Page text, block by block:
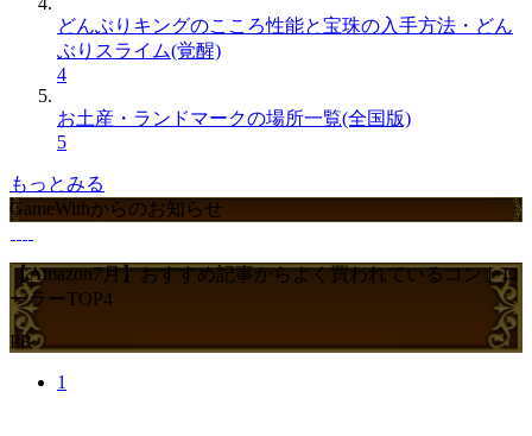
どんぶりキングのこころ性能と宝珠の入手方法・どん
ぶりスライム(覚醒)
4
お土産・ランドマークの場所一覧(全国版)
5
もっとみる
GameWithからのお知らせ
【Amazon7月】おすすめ記事からよく買われているコントロ
ーラーTOP4
PR
1